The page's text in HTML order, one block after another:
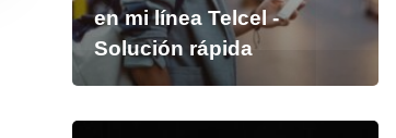
en mi línea Telcel -
Solución rápida